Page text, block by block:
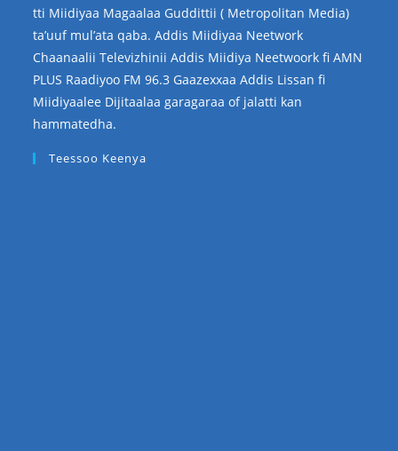
tti Miidiyaa Magaalaa Guddittii ( Metropolitan Media)
ta’uuf mul’ata qaba. Addis Miidiyaa Neetwork
Chaanaalii Televizhinii Addis Miidiya Neetwoork fi AMN
PLUS Raadiyoo FM 96.3 Gaazexxaa Addis Lissan fi
Miidiyaalee Dijitaalaa garagaraa of jalatti kan
hammatedha.
Teessoo Keenya